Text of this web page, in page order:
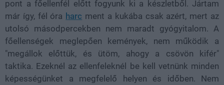
pont a főellenfél előtt fogyunk ki a készletből. Jártam
már így, fél óra harc ment a kukába csak azért, mert az
utolsó másodpercekben nem maradt gyógyitalom. A
főellenségek meglepően kemények, nem működik a
"megállok előttük, és ütöm, ahogy a csövön kifér"
taktika. Ezeknél az ellenfeleknél be kell vetnünk minden
képességünket a megfelelő helyen és időben. Nem